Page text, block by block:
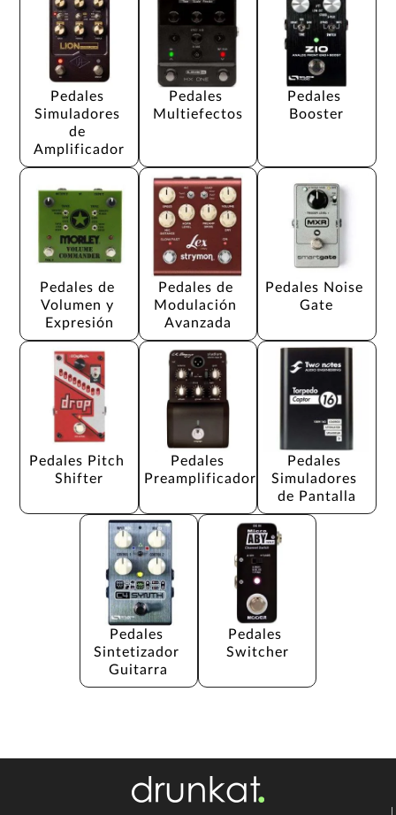
Pedales
Simuladores
de
Amplificador
Pedales
Multiefectos
Pedales
Booster
Pedales de
Volumen y
Expresión
Pedales de
Modulación
Avanzada
Pedales Noise
Gate
Pedales Pitch
Shifter
Pedales
Preamplificador
Pedales
Simuladores
de Pantalla
Pedales
Sintetizador
Guitarra
Pedales
Switcher